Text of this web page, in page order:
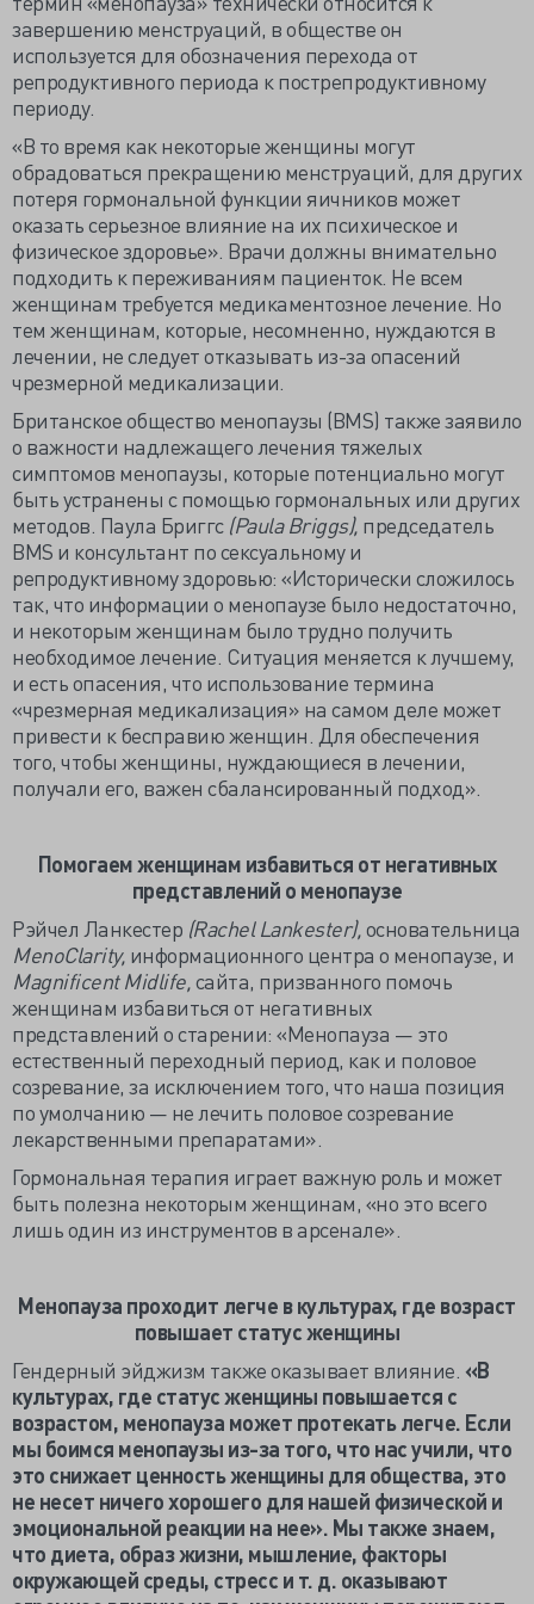
завершению менструаций, в обществе он
используется для обозначения перехода от
репродуктивного периода к пострепродуктивному
периоду.
«В то время как некоторые женщины могут
обрадоваться прекращению менструаций, для других
потеря гормональной функции яичников может
оказать серьезное влияние на их психическое и
физическое здоровье». Врачи должны внимательно
подходить к переживаниям пациенток. Не всем
женщинам требуется медикаментозное лечение. Но
тем женщинам, которые, несомненно, нуждаются в
лечении, не следует отказывать из-за опасений
чрезмерной медикализации.
Британское общество менопаузы (BMS) также заявило
о важности надлежащего лечения тяжелых
симптомов менопаузы, которые потенциально могут
быть устранены с помощью гормональных или других
методов. Паула Бриггс (Paula Briggs), председатель
BMS и консультант по сексуальному и
репродуктивному здоровью: «Исторически сложилось
так, что информации о менопаузе было недостаточно,
и некоторым женщинам было трудно получить
необходимое лечение. Ситуация меняется к лучшему,
и есть опасения, что использование термина
«чрезмерная медикализация» на самом деле может
привести к бесправию женщин. Для обеспечения
того, чтобы женщины, нуждающиеся в лечении,
получали его, важен сбалансированный подход».
Помогаем женщинам избавиться от негативных
представлений о менопаузе
Рэйчел Ланкестер (Rachel Lankester),основательница
MenoClarity, информационного центра о менопаузе, и
Magnificent Midlife,сайта, призванного помочь
женщинам избавиться от негативных
представлений о старении: «Менопауза — это
естественный переходный период, как и половое
созревание, за исключением того, что наша позиция
по умолчанию — не лечить половое созревание
лекарственными препаратами».
Гормональная терапия играет важную роль и может
быть полезна некоторым женщинам, «но это всего
лишь один из инструментов в арсенале».
Менопауза проходит легче в культурах, где возраст
повышает статус женщины
Гендерный эйджизм также оказывает влияние. «В
культурах, где статус женщины повышается с
возрастом, менопауза может протекать легче. Если
мы боимся менопаузы из-за того, что нас учили, что
это снижает ценность женщины для общества, это
не несет ничего хорошего для нашей физической и
эмоциональной реакции на нее». Мы также знаем,
что диета, образ жизни, мышление, факторы
окружающей среды, стресс и т. д. оказывают